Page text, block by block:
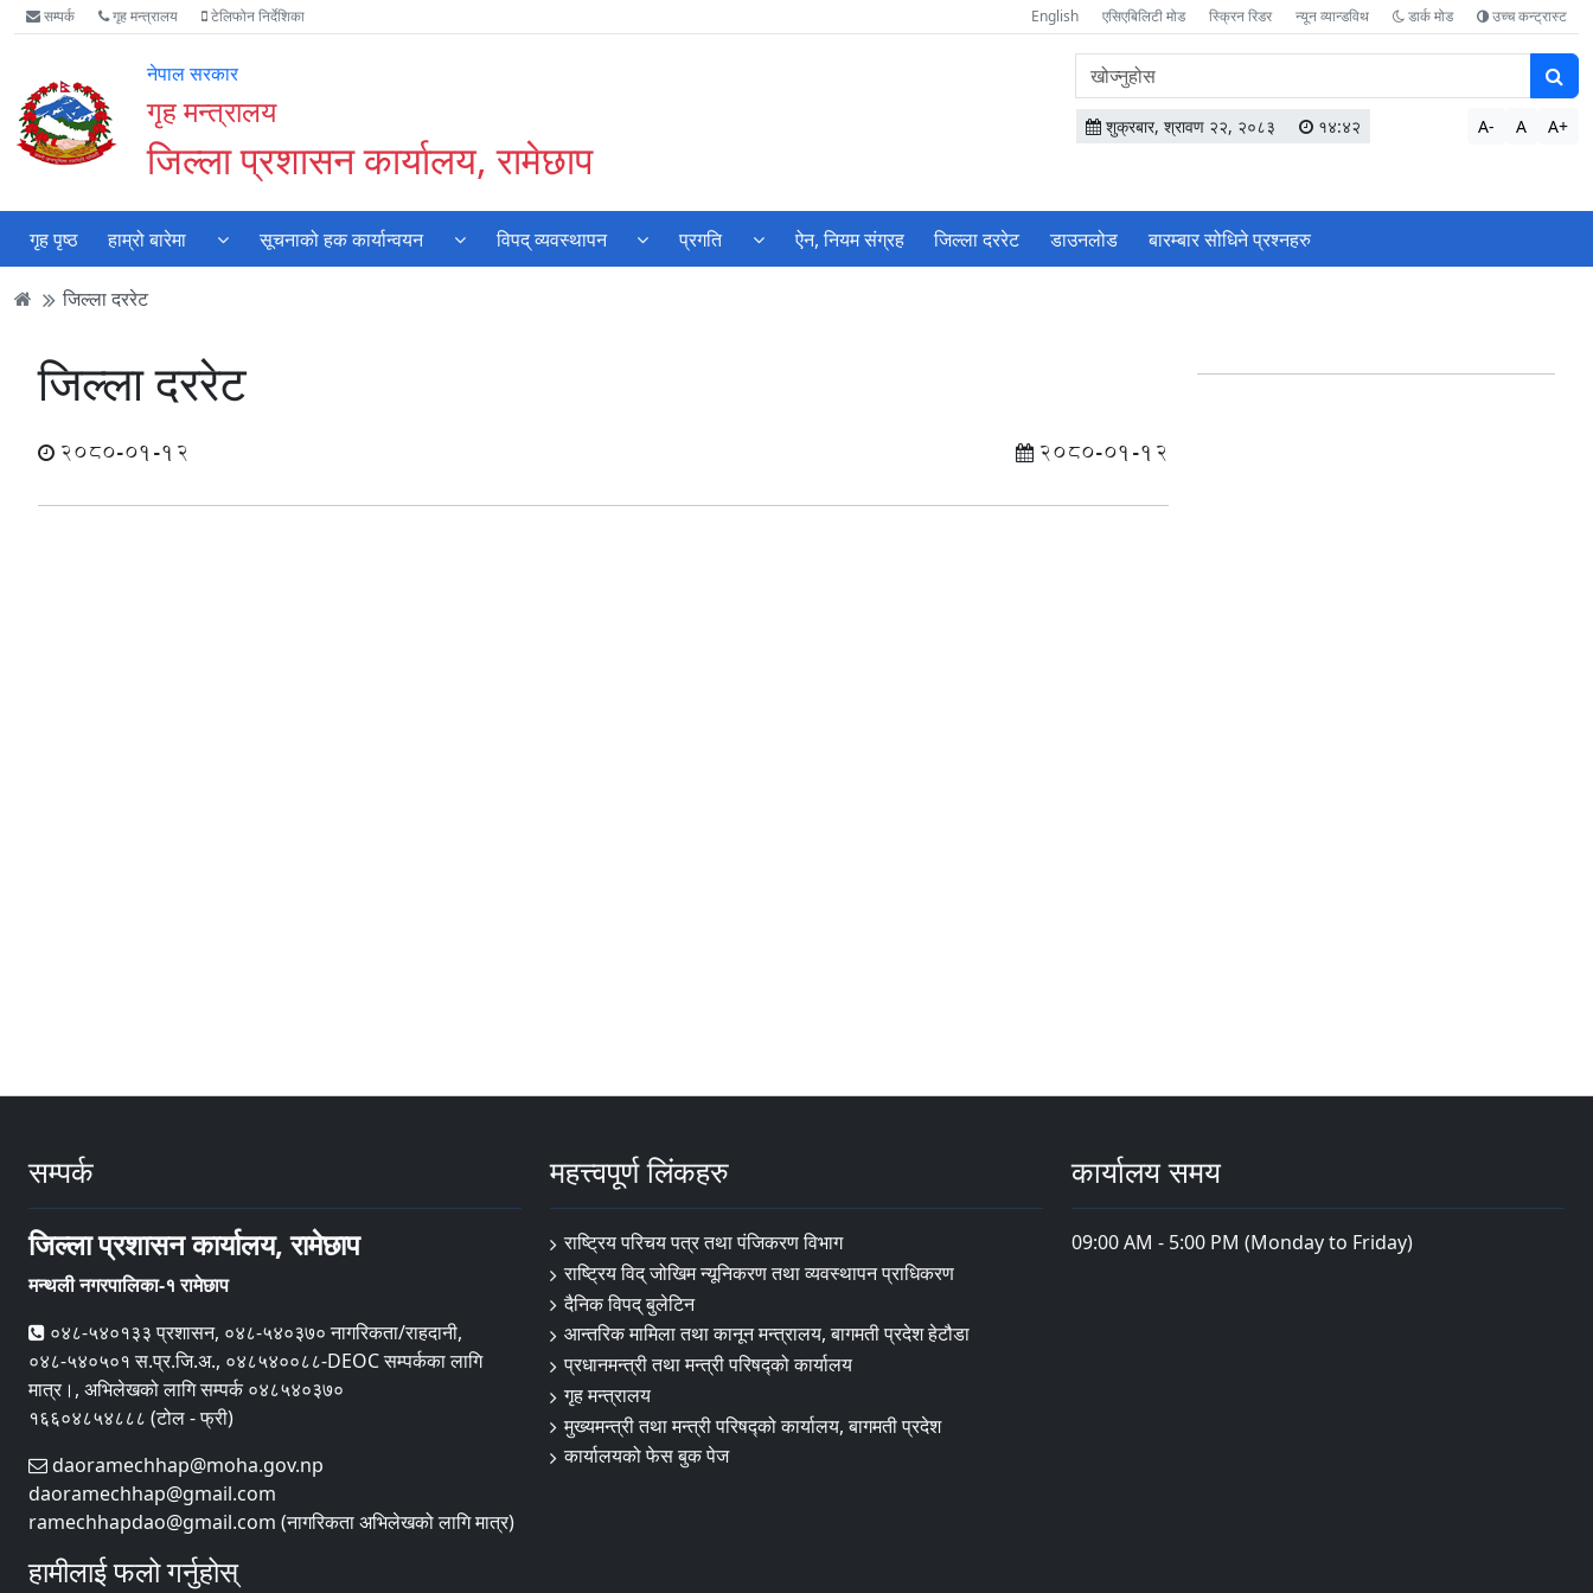
Accessibility
Mode
गर्नुहोस्
मुख्य
सामाग्री
मुख्य
नेभिगेसन
वेबसाइट
खोजमा
सम्पर्क गृह मन्त्रालय टेलिफोन निर्देशिका English एसिएबिलिटी मोड स्क्रिन रिडर न्यून व्यान्डविथ डार्क मोड उच्च कन्ट्रास्ट
नेपाल सरकार
गृह मन्त्रालय
जिल्ला प्रशासन कार्यालय, रामेछाप
वेबसाइटमा
सामग्री
खोज्नुहोस
शुक्रबार, श्रावण २२, २०८३ १४:४२ A- A A+
गृह पृष्ठ हाम्रो बारेमा सूचनाको हक कार्यान्वयन विपद् व्यवस्थापन प्रगति ऐन, नियम संग्रह जिल्ला दररेट डाउनलोड बारम्बार सोधिने प्रश्‍नहरु
जिल्ला दररेट
जिल्ला दररेट
2080-01-12 2080-01-12
सम्पर्क
जिल्ला प्रशासन कार्यालय, रामेछाप
मन्थली नगरपालिका-१ रामेछाप
०४८-५४०१३३ प्रशासन, ०४८-५४०३७० नागरिकता/राहदानी,
०४८-५४०५०१ स.प्र.जि.अ., ०४८५४००८८-DEOC सम्पर्कका लागि
मात्र।, अभिलेखको लागि सम्पर्क ०४८५४०३७०
१६६०४८५४८८८ (टोल - फ्री)
daoramechhap@moha.gov.np
daoramechhap@gmail.com
ramechhapdao@gmail.com (नागरिकता अभिलेखको लागि मात्र)
हामीलाई फलो गर्नुहोस्
महत्त्वपूर्ण लिंकहरु
राष्ट्रिय परिचय पत्र तथा पंजिकरण विभाग
राष्ट्रिय विद् जोखिम न्यूनिकरण तथा व्यवस्थापन प्राधिकरण
दैनिक विपद् बुलेटिन
आन्तरिक मामिला तथा कानून मन्त्रालय, बागमती प्रदेश हेटौडा
प्रधानमन्त्री तथा मन्त्री परिषद्को कार्यालय
गृह मन्त्रालय
मुख्यमन्त्री तथा मन्त्री परिषद्को कार्यालय, बागमती प्रदेश
कार्यालयको फेस बुक पेज
कार्यालय समय
09:00 AM - 5:00 PM (Monday to Friday)